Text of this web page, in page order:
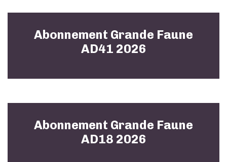
Abonnement Grande Faune
AD41 2026
Abonnement Grande Faune
AD18 2026